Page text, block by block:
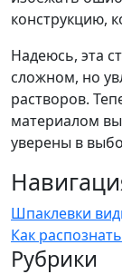
конструкцию,
Надеюсь, эта
сложном, но
растворов.
материалом
уверены в
Шпаклевки
Как
Рубрики